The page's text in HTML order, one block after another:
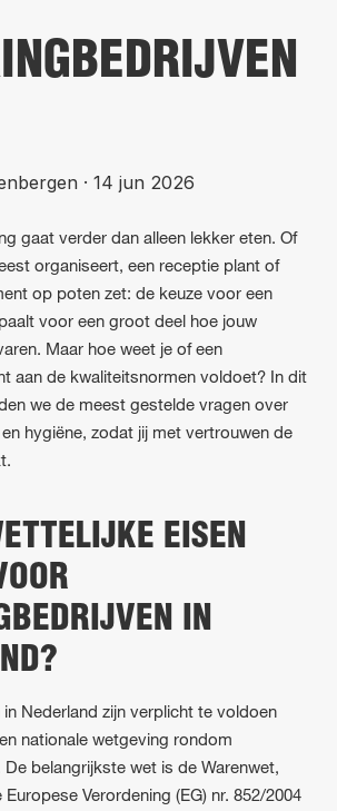
· 14 jun 2026
gaat verder dan alleen lekker eten. Of
organiseert, een receptie plant of
op poten zet: de keuze voor een
voor een groot deel hoe jouw
Maar hoe weet je of een
aan de kwaliteitsnormen voldoet? In dit
we de meest gestelde vragen over
hygiëne, zodat jij met vertrouwen de
EISEN
IN
Nederland zijn verplicht te voldoen
nationale wetgeving rondom
belangrijkste wet is de Warenwet,
Verordening (EG) nr. 852/2004